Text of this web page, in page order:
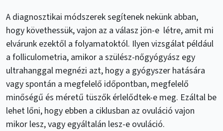
A diagnosztikai módszerek segítenek nekünk abban,
hogy követhessük, vajon az a válasz jön-e létre, amit mi
elvárunk ezektől a folyamatoktól. Ilyen vizsgálat például
a folliculometria, amikor a szülész-nőgyógyász egy
ultrahanggal megnézi azt, hogy a gyógyszer hatására
vagy spontán a megfelelő időpontban, megfelelő
minőségű és méretű tüszők érlelődtek-e meg. Ezáltal be
lehet lőni, hogy ebben a ciklusban az ovuláció vajon
mikor lesz, vagy egyáltalán lesz-e ovuláció.